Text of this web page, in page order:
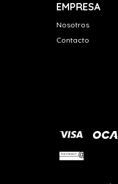
EMPRESA
Nosotros
Contacto